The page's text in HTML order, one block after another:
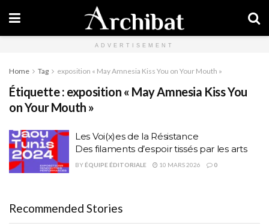
ADVERTISEMENT
Home Tag exposition « May Amnesia Kiss You on Your Mouth »
Étiquette : exposition « May Amnesia Kiss You
on Your Mouth »
Les Voi(x)es de la Résistance
Des filaments d’espoir tissés par les arts
BY ÉQUIPE ÉDITORIALE 10 MARS 2026 0
Recommended Stories